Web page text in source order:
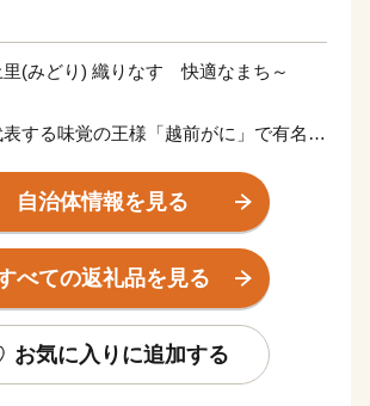
(みどり) 織りなす 快適なまち～
する味覚の王様「越前がに」で有名な
かな海の恵みに恵まれています。
は日本水仙の日本三大群生地の一つと
り、12月～2月末までの開花シーズンに
ます。内陸部には、織田信長一族ゆかり
日本六古窯のひとつである「越前焼」、
自治体情報を見る
べての返礼品を見る
お気に入りに追加する